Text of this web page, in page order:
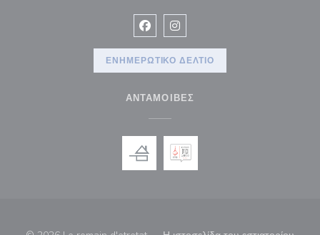
Facebook ((ανοίγει σε νέο
Instagram ((ανοίγει σε νέο
ΕΝΗΜΕΡΩΤΙΚΌ ΔΕΛΤΊΟ
ΑΝΤΑΜΟΙΒΈΣ